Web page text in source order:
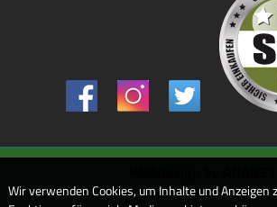
Wir verwenden Cookies, um Inhalte und Anzeigen